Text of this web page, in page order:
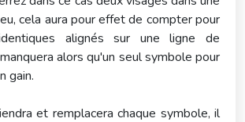
cela aura pour effet de compter pour
alignés sur une ligne de
alors qu'un seul symbole pour
gain.
et remplacera chaque symbole, il